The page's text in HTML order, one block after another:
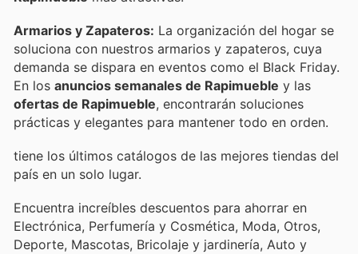
Armarios y Zapateros: La organización del hogar se
soluciona con nuestros armarios y zapateros, cuya
demanda se dispara en eventos como el Black Friday.
En los anuncios semanales de Rapimueble y las
ofertas de Rapimueble, encontrarán soluciones
prácticas y elegantes para mantener todo en orden.
tiene los últimos catálogos de las mejores tiendas del
país en un solo lugar.
Encuentra increíbles descuentos para ahorrar en
Electrónica, Perfumería y Cosmética, Moda, Otros,
Deporte, Mascotas, Bricolaje y jardinería, Auto y